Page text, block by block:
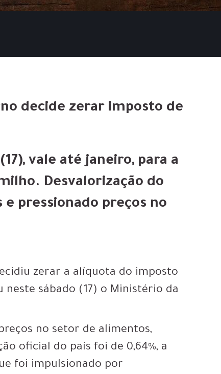
decide zerar imposto de
vale até janeiro, para a
Desvalorização do
pressionado preços no
zerar a alíquota do imposto
sábado (17) o Ministério da
no setor de alimentos,
oficial do país foi de 0,64%, a
foi impulsionado por